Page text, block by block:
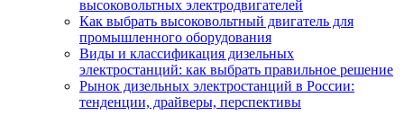
высоковольтных электродвигателей
Как выбрать высоковольтный двигатель для
промышленного оборудования
Виды и классификация дизельных
электростанций: как выбрать правильное решение
Рынок дизельных электростанций в России:
тенденции, драйверы, перспективы